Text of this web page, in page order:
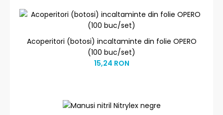
Acoperitori (botosi) incaltaminte din folie OPERO
(100 buc/set)
15,24 RON